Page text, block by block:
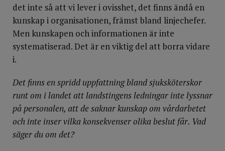
det inte så att vi lever i ovisshet, det finns ändå en
kunskap i organisationen, främst bland linjechefer.
Men kunskapen och informationen är inte
systematiserad. Det är en viktig del att borra vidare
i.
Det finns en spridd uppfattning bland sjuksköterskor
runt om i landet att landstingens ledningar inte lyssnar
på personalen, att de saknar kunskap om vårdarbetet
och inte inser vilka konsekvenser olika beslut får. Vad
säger du om det?